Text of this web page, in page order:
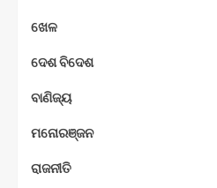
ଖେଳ
ଦେଶ ବିଦେଶ
ବାଣିଜ୍ୟ
ମନୋରଞ୍ଜନ
ରାଜନୀତି